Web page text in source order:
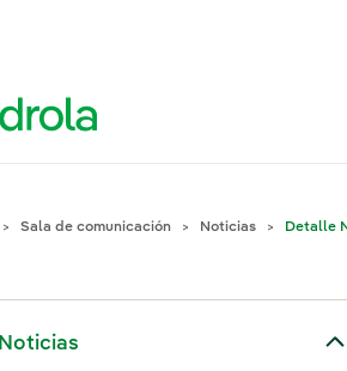
Sala de comunicación Noticias Detalle
Noticias
Alternar el submenú para Noticias